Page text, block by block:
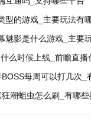
型的游戏_主要玩法有
魅影是什么游戏_主要
么时候上线_前瞻直播什
每周可以打几次_
潮蛆虫怎么刷_有哪些